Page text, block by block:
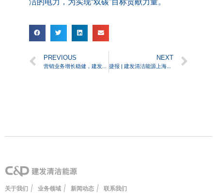
洁的电力，为实现“双碳”目标贡献力量。
PREVIOUS
营销业务增长稳健，建发清洁能源开启海外布局“新常态”
NEXT
捷报 | 建发清洁能源上海建发物流中心1MW分布式光伏项目并网发电
关于我们 | 业务领域 | 新闻动态 | 联系我们